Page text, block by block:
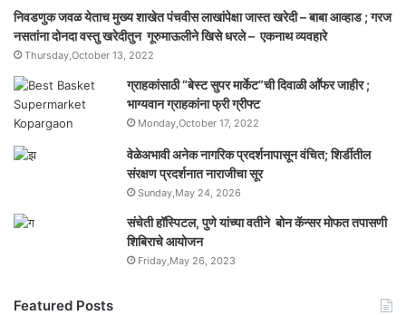
निवडणुक जवळ येताच मुख्य शाखेत पंचवीस लाखांपेक्षा जास्त खरेदी – बाबा आव्हाड ; गरज
नसतांना दोनदा वस्तु खरेदीतुन गूरुमाऊलीने खिसे धरले – एकनाथ व्यवहारे
Thursday,October 13, 2022
ग्राहकांसाठी “बेस्ट सुपर मार्केट”ची दिवाळी आॕफर जाहीर ;
भाग्यवान ग्राहकांना फ्री ग्रीफ्ट
Monday,October 17, 2022
वेळेअभावी अनेक नागरिक प्रदर्शनापासून वंचित; शिर्डीतील
संरक्षण प्रदर्शनात नाराजीचा सूर
Sunday,May 24, 2026
संचेती हॉस्पिटल, पुणे यांच्या वतीने बोन कॅन्सर मोफत तपासणी
शिबिराचे आयोजन
Friday,May 26, 2023
Featured Posts